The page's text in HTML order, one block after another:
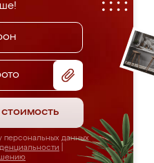
персональных данных